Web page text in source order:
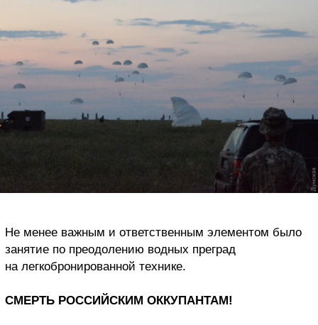
Не менее важным и ответственным элементом было
занятие по преодолению водных преград
на легкобронированной технике.
СМЕРТЬ РОССИЙСКИМ ОККУПАНТАМ!